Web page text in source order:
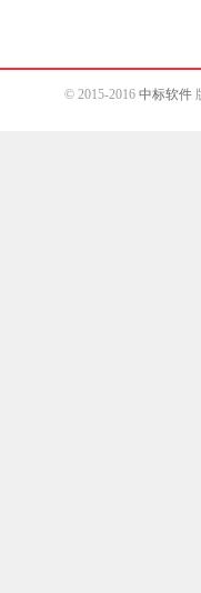
© 2015-2016 中标软件